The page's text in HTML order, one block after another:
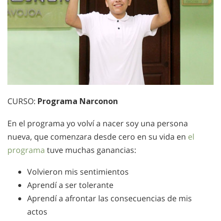
CURSO: Programa Narconon
En el programa yo volví a nacer soy una persona
nueva, que comenzara desde cero en su vida en el
programa tuve muchas ganancias:
Volvieron mis sentimientos
Aprendí a ser tolerante
Aprendí a afrontar las consecuencias de mis
actos